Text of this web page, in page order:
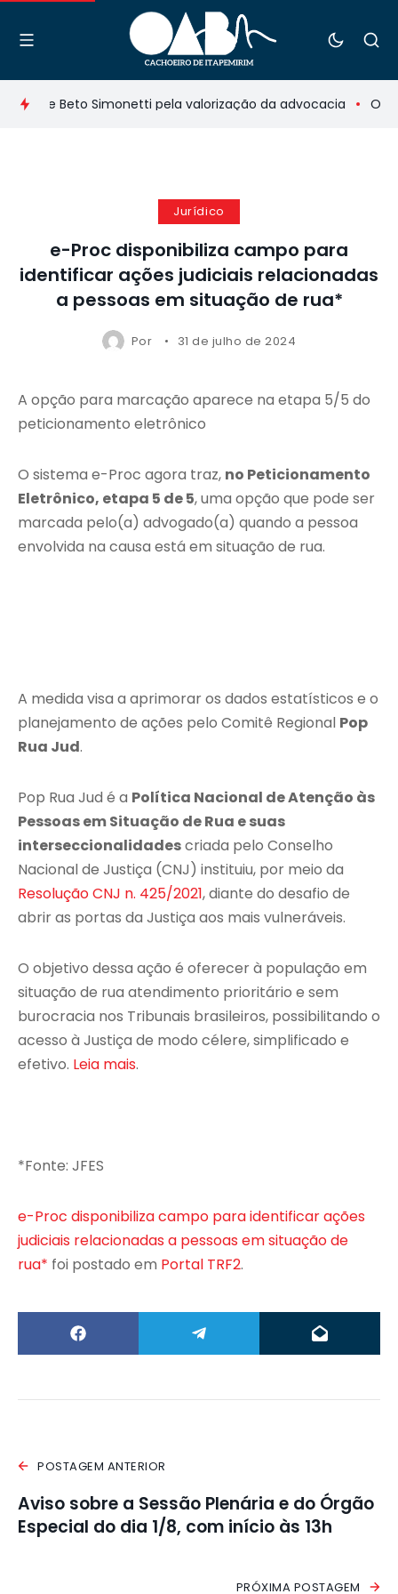
de Beto Simonetti pela valorização da advocacia
Jurídico
e-Proc disponibiliza campo para
identificar ações judiciais relacionadas
a pessoas em situação de rua*
Por 31 de julho de 2024
A opção para marcação aparece na etapa 5/5 do
peticionamento eletrônico
O sistema e-Proc agora traz, no Peticionamento
Eletrônico, etapa 5 de 5, uma opção que pode ser
marcada pelo(a) advogado(a) quando a pessoa
envolvida na causa está em situação de rua.
A medida visa a aprimorar os dados estatísticos e o
planejamento de ações pelo Comitê Regional Pop
Rua Jud.
Pop Rua Jud é a Política Nacional de Atenção às
Pessoas em Situação de Rua e suas
interseccionalidadescriada pelo Conselho
Nacional de Justiça (CNJ) instituiu, por meio da
Resolução CNJ n. 425/2021, diante do desafio de
abrir as portas da Justiça aos mais vulneráveis.
O objetivo dessa ação é oferecer à população em
situação de rua atendimento prioritário e sem
burocracia nos Tribunais brasileiros, possibilitando o
acesso à Justiça de modo célere, simplificado e
efetivo. Leia mais.
*Fonte: JFES
e-Proc disponibiliza campo para identificar ações
judiciais relacionadas a pessoas em situação de
rua* foi postado em Portal TRF2.
POSTAGEM ANTERIOR
Aviso sobre a Sessão Plenária e do Órgão
Especial do dia 1/8, com início às 13h
PRÓXIMA POSTAGEM